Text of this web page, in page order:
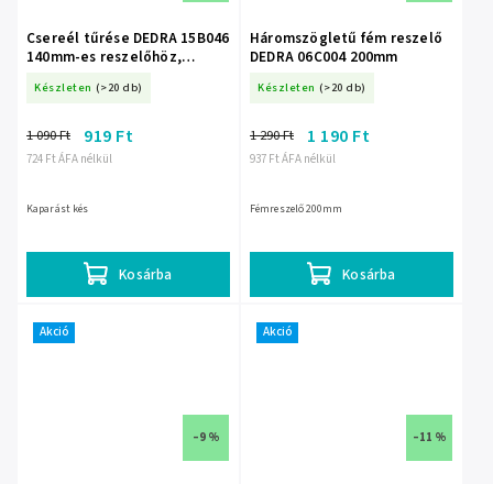
Csereél tűrése DEDRA 15B046
140mm-es reszelőhöz,
Készleten (>20 db)
724 Ft ÁFA nélkül
1 090 Ft 919 Ft
Kosárba
Kaparást kés
Háromszögletű fém reszelő
DEDRA 06C004 200mm
Készleten (>20 db)
937 Ft ÁFA nélkül
1 290 Ft 1 190 Ft
Kosárba
Fémreszelő 200mm
Akció
–9 %
Akció
–11 %